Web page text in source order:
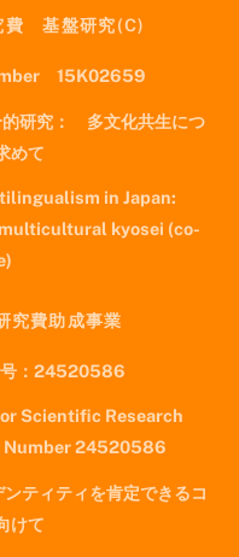
費 基盤研究(C)
15K02659
的研究： 多文化共生につ
めて
in Japan:
kyosei (co-
究費助成事業
号：24520586
Scientific Research
Number 24520586
ティティを肯定できるコ
けて